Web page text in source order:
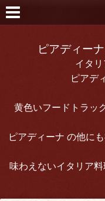
ピアディー
イタリ
ピアデ
黄色いフードトラッ
ピアディーナ の他に
味わえないイタリア